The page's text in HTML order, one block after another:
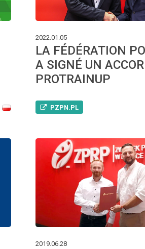
2022.01.05
LA FÉDÉRATION
A SIGNÉ UN
PROTRAINUP
PZPN.PL
2019.06.28